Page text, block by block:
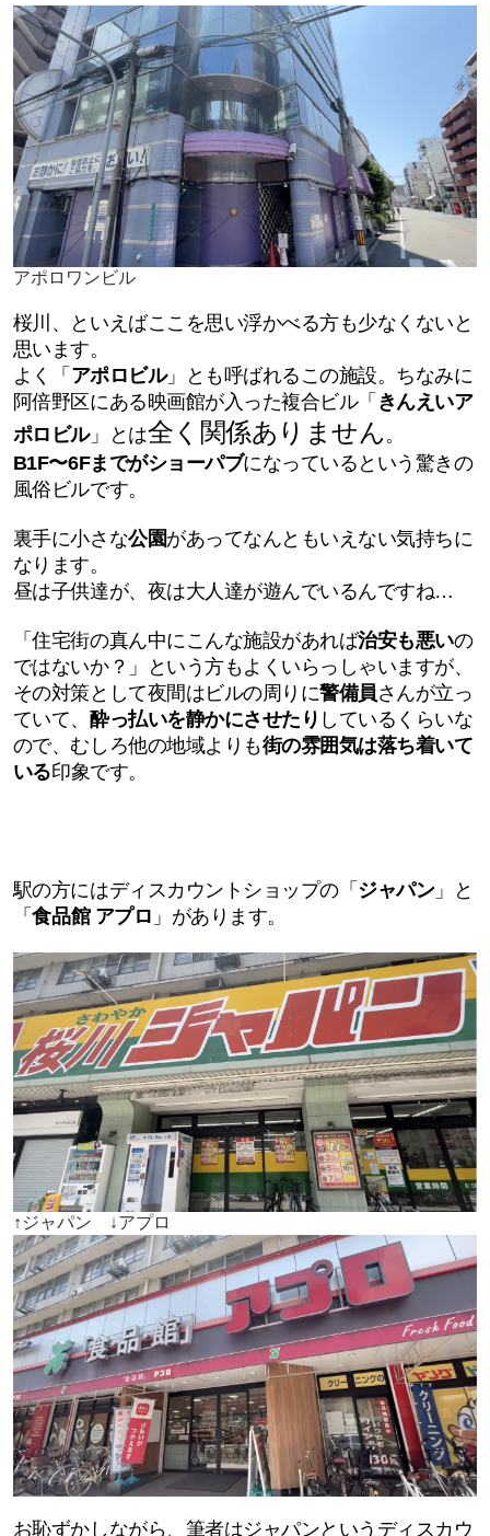
アポロワンビル
桜川、といえばここを思い浮かべる方も少なくないと
思います。
よく「 アポロビル」とも呼ばれるこの施設。ちなみに
阿倍野区にある映画館が入った複合ビル「 きんえいア
ポロビル」とは全く関係ありません 。
B1F〜6Fまでがショーパブになっているという驚きの
風俗ビルです。
裏手に小さな公園があってなんともいえない気持ちに
なります。
昼は子供達が、夜は大人達が遊んでいるんですね…
「住宅街の真ん中にこんな施設があれば治安も悪いの
ではないか？」という方もよくいらっしゃいますが、
その対策として夜間はビルの周りに警備員さんが立っ
ていて、酔っ払いを静かにさせたり しているくらいな
ので、むしろ他の地域よりも街の雰囲気は落ち着いて
いる印象です。
駅の方にはディスカウントショップの「 ジャパン」と
「食品館 アプロ 」があります。
↑ジャパン ↓アプロ
お恥ずかしながら、筆者はジャパンというディスカウ